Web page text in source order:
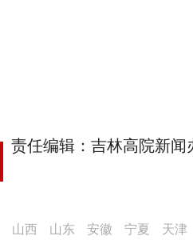
责任编辑：吉林高院新闻
天津
宁夏
安徽
山东
山西